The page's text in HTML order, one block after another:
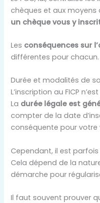
chèques et aux moyens
un chèque vous y
Les conséquences sur
différentes pour chacun.
Durée et modalités de
L’inscription au FICP
La durée légale est
compter de la date
conséquente pour votre
Cependant, il est
Cela dépend de la
démarche pour
Il faut souvent prouver